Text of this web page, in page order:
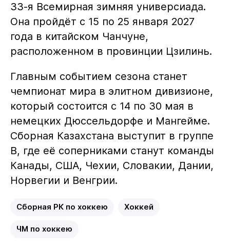
33-я Всемирная зимняя универсиада.
Она пройдёт с 15 по 25 января 2027
года в китайском Чанчуне,
расположенном в провинции Цзилинь.
Главным событием сезона станет
чемпионат мира в элитном дивизионе,
который состоится с 14 по 30 мая в
немецких Дюссельдорфе и Мангейме.
Сборная Казахстана выступит в группе
B, где её соперниками станут команды
Канады, США, Чехии, Словакии, Дании,
Норвегии и Венгрии.
Сборная РК по хоккею Хоккей
ЧМ по хоккею